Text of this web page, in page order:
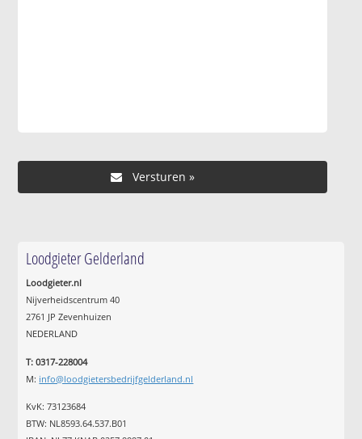
Loodgieter Gelderland
Loodgieter.nl
Nijverheidscentrum 40
2761 JP Zevenhuizen
NEDERLAND
T: 0317-228004
M: info@loodgietersbedrijfgelderland.nl
KvK: 73123684
BTW: NL8593.64.537.B01